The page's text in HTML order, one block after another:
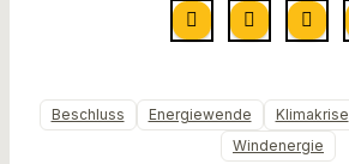
Beschluss Energiewende Klimakrise
Windenergie